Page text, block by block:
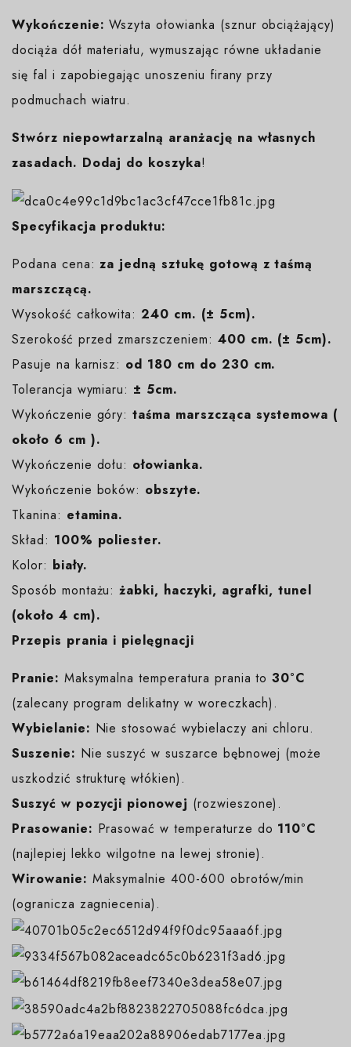
Wykończenie: Wszyta ołowianka (sznur obciążający)
dociąża dół materiału, wymuszając równe układanie
się fal i zapobiegając unoszeniu firany przy
podmuchach wiatru.
Stwórz niepowtarzalną aranżację na własnych
zasadach. Dodaj do koszyka!
Specyfikacja produktu:
Podana cena: za jedną sztukę gotową z taśmą
marszczącą.
Wysokość całkowita: 240 cm. (± 5cm).
Szerokość przed zmarszczeniem: 400 cm. (± 5cm).
Pasuje na karnisz: od 180 cm do 230 cm.
Tolerancja wymiaru: ± 5cm.
Wykończenie góry:taśma marszcząca systemowa (
około 6 cm ).
Wykończenie dołu: ołowianka.
Wykończenie boków: obszyte.
Tkanina: etamina.
Skład: 100% poliester.
Kolor: biały.
Sposób montażu:żabki, haczyki, agrafki, tunel
(około 4 cm).
Przepis prania i pielęgnacji
Pranie: Maksymalna temperatura prania to30°C
(zalecany program delikatny w woreczkach).
Wybielanie: Nie stosować wybielaczy ani chloru.
Suszenie: Nie suszyć w suszarce bębnowej (może
uszkodzić strukturę włókien).
Suszyć w pozycji pionowej (rozwieszone).
Prasowanie: Prasować w temperaturze do 110°C
(najlepiej lekko wilgotne na lewej stronie).
Wirowanie: Maksymalnie 400-600 obrotów/min
(ogranicza zagniecenia).